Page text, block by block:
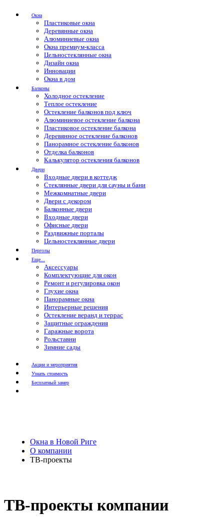
Окна
Пластиковые окна
Деревянные окна
Алюминиевые окна
Окна премиум-класса
Цельностеклянные окна
Дизайн окна
Инновации
Окна в дом
Балконы
Холодное остекление
Теплое остекление
Остекление балконов под ключ
Алюминиевое остекление балкона
Пластиковое остекление балкона
Деревянное остекление балконов
Панорамное остекление балконов
Отделка балконов
Калькулятор остекления балконов
Двери
Входные двери в коттедж
Стеклянные двери для сауны и бани
Межкомнатные двери
Двери с декором
Балконные двери
Входные двери
Офисные двери
Раздвижные порталы
Цельностеклянные двери
Перголы
Еще...
Аксессуары
Комплектующие для окон
Ремонт и регулировка окон
Глухие окна
Панорамные окна
Интерьерные решения
Остекление веранд и террас
Защитные ограждения
Гаражные ворота
Рольставни
Зимние сады
Акции и мероприятия
Узнать стоимость
Бесплатный замер
Окна в Новой Риге
О компании
ТВ-проекты
ТВ-проекты компании